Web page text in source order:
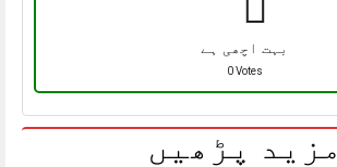
بہت اچھی ہے
0 Votes
مزید پڑھیں